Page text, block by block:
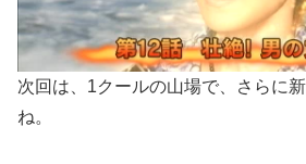
次回は、1クールの山場で、さらに
ね。